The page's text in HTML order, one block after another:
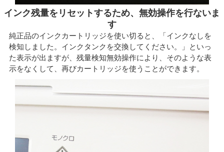
インク残量をリセットするため、無効操作を行ないま
す
純正品のインクカートリッジを使い切ると、「インクなしを
検知しました。インクタンクを交換してください。」といっ
た表示が出ますが、残量検知無効操作により、そのような表
示をなくして、再びカートリッジを使うことができます。